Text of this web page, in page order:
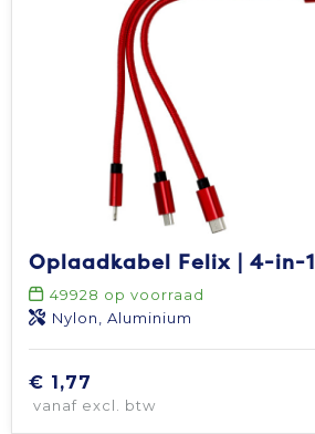
Oplaadkabel Felix | 4-in-1
49928 op voorraad
Nylon, Aluminium
€ 1,77
vanaf excl. btw